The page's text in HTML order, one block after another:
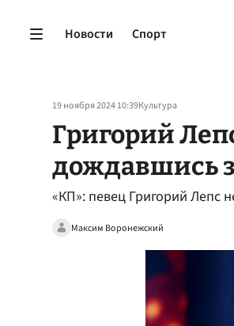
Новости Спорт
19 ноября 2024 10:39Культура
Григорий
дождавшись
«КП»: певец Григорий Лепс
Максим Воронежский